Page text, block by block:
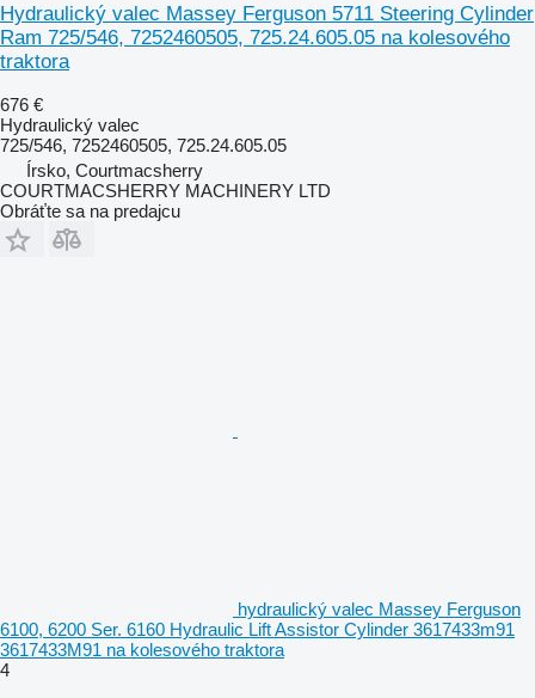
Hydraulický valec Massey Ferguson 5711 Steering Cylinder
Ram 725/546, 7252460505, 725.24.605.05 na kolesového
traktora
676 €
Hydraulický valec
725/546, 7252460505, 725.24.605.05
Írsko, Courtmacsherry
COURTMACSHERRY MACHINERY LTD
Obráťte sa na predajcu
hydraulický valec Massey Ferguson
6100, 6200 Ser. 6160 Hydraulic Lift Assistor Cylinder 3617433m91
3617433M91 na kolesového traktora
4